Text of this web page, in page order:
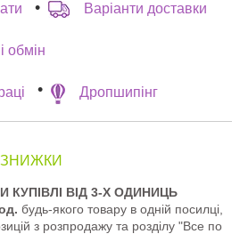
Варіанти доставки
обмін
Дропшипінг
ЗНИЖКИ
КУПІВЛІ ВІД 3-Х ОДИНИЦЬ
будь-якого товару в одній посилці,
з розпродажу та розділу "Все по